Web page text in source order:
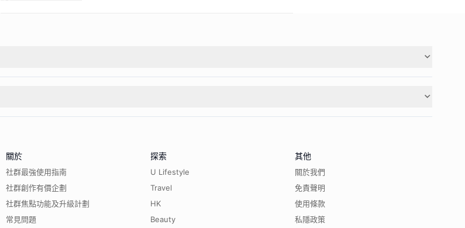
關於
社群最強使用指南
社群創作有價企劃
社群焦點功能及升級計劃
常見問題
探索
U Lifestyle
Travel
HK
Beauty
其他
關於我們
免責聲明
使用條款
私隱政策